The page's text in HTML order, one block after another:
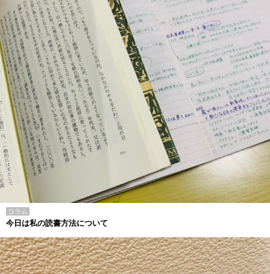
コラム
今日は私の読書方法について